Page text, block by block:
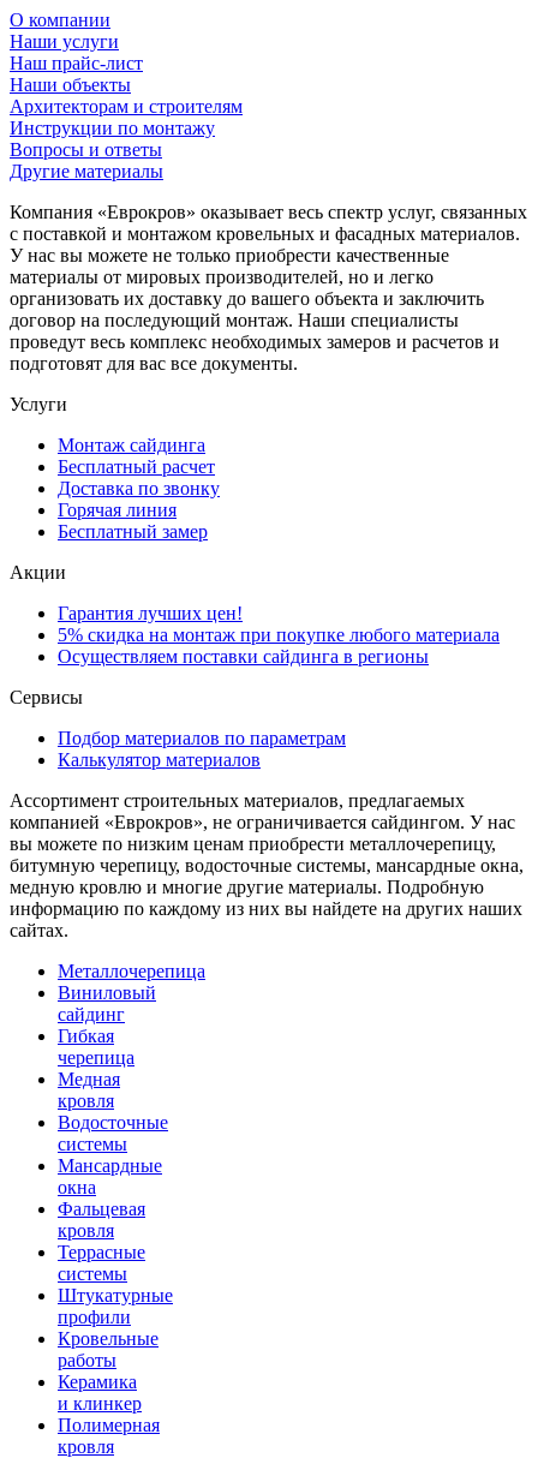
О компании
Наши услуги
Наш прайс-лист
Наши объекты
Архитекторам и строителям
Инструкции по монтажу
Вопросы и ответы
Другие материалы
Компания «Еврокров» оказывает весь спектр услуг, связанных
с поставкой и монтажом кровельных и фасадных материалов.
У нас вы можете не только приобрести качественные
материалы от мировых производителей, но и легко
организовать их доставку до вашего объекта и заключить
договор на последующий монтаж. Наши специалисты
проведут весь комплекс необходимых замеров и расчетов и
подготовят для вас все документы.
Услуги
Монтаж сайдинга
Бесплатный расчет
Доставка по звонку
Горячая линия
Бесплатный замер
Акции
Гарантия лучших цен!
5% скидка на монтаж при покупке любого материала
Осуществляем поставки сайдинга в регионы
Сервисы
Подбор материалов по параметрам
Калькулятор материалов
Ассортимент строительных материалов, предлагаемых
компанией «Еврокров», не ограничивается сайдингом. У нас
вы можете по низким ценам приобрести металлочерепицу,
битумную черепицу, водосточные системы, мансардные окна,
медную кровлю и многие другие материалы. Подробную
информацию по каждому из них вы найдете на других наших
сайтах.
Металлочерепица
Виниловый
сайдинг
Гибкая
черепица
Медная
кровля
Водосточные
системы
Мансардные
окна
Фальцевая
кровля
Террасные
системы
Штукатурные
профили
Кровельные
работы
Керамика
и клинкер
Полимерная
кровля